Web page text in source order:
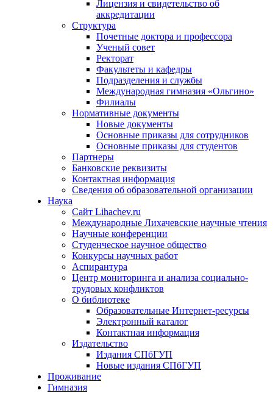
Лицензия и свидетельство об
аккредитации
Структура
Почетные доктора и профессора
Ученый совет
Ректорат
Факультеты и кафедры
Подразделения и службы
Международная гимназия «Ольгино»
Филиалы
Нормативные документы
Новые документы
Основные приказы для сотрудников
Основные приказы для студентов
Партнеры
Банковские реквизиты
Контактная информация
Сведения об образовательной организации
Наука
Сайт Lihachev.ru
Международные Лихачевские научные чтения
Научные конференции
Студенческое научное общество
Конкурсы научных работ
Аспирантура
Центр мониторинга и анализа социально-
трудовых конфликтов
О библиотеке
Образовательные Интернет-ресурсы
Электронный каталог
Контактная информация
Издательство
Издания СПбГУП
Новые издания СПбГУП
Проживание
Гимназия